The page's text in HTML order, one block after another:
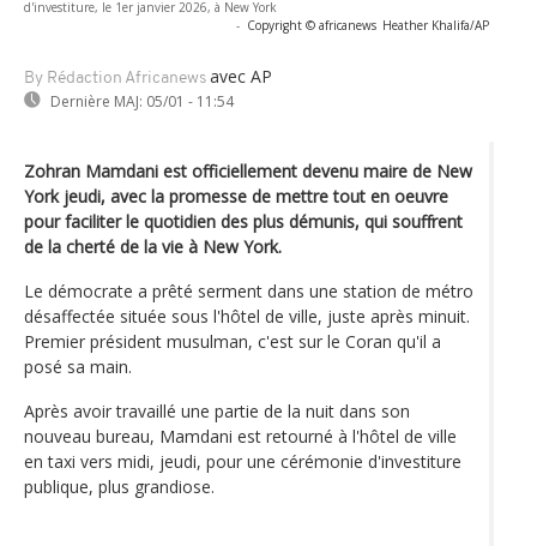
d'investiture, le 1er janvier 2026, à New York
- Copyright © africanews Heather Khalifa/AP
By Rédaction Africanews avec AP
Dernière MAJ: 05/01 - 11:54
Zohran Mamdani est officiellement devenu maire de New
York jeudi, avec la promesse de mettre tout en oeuvre
pour faciliter le quotidien des plus démunis, qui souffrent
de la cherté de la vie à New York.
Le démocrate a prêté serment dans une station de métro
désaffectée située sous l'hôtel de ville, juste après minuit.
Premier président musulman, c'est sur le Coran qu'il a
posé sa main.
Après avoir travaillé une partie de la nuit dans son
nouveau bureau, Mamdani est retourné à l'hôtel de ville
en taxi vers midi, jeudi, pour une cérémonie d'investiture
publique, plus grandiose.